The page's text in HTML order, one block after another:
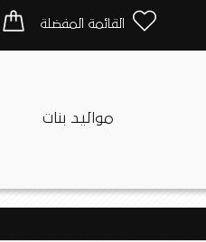
القائمة المفضلة
مواليد بنات